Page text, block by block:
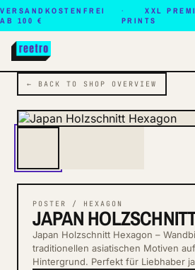
VERSANDKOSTENFREI
AB 100 €
XXL
PRINTS
← BACK TO SHOP OVERVIEW
POSTER / HEXAGON
JAPAN
Japan Holzschnitt Hexagon –
traditionellen asiatischen Motiven
Hintergrund. Perfekt für Liebhaber